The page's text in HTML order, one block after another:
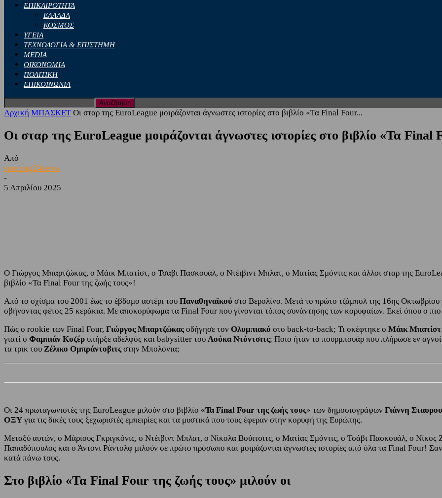
ΕΠΙΚΑΙΡΟΤΗΤΑ
ΕΛΛΑΔΑ
ΚΟΣΜΟΣ
ΥΓΕΙΑ
ΤΕΧΝΟΛΟΓΙΑ & ΕΠΙΣΤΗΜΗ
MEDIA
ΟΙΚΟΝΟΜΙΑ
ΠΟΛΙΤΙΚΗ
ΕΠΙΚΟΙΝΩΝΙΑ
Αρχική ΜΠΑΣΚΕΤ Οι σταρ της EuroLeague μοιράζονται άγνωστες ιστορίες στο βιβλίο «Τα Final Four...
Οι σταρ της EuroLeague μοιράζονται άγνωστες ιστορίες στο βιβλίο «Τα Final
Από
sporting24news
-
5 Απριλίου 2025
O Γιώργος Μπαρτζώκας, ο Μάικ Μπατίστ, ο Τσάβι Πασκουάλ, ο Ντέιβιντ Μπλατ, ο Ματίας Σμόντις και άλλοι σταρ της
βιβλίο «Τα Final Four της ζωής τους»!
Από το σχίσμα του 2001 έως το έβδομο αστέρι του Παναθηναϊκού στο Βερολίνο. Μετά το πρώτο τζάμπολ της 16ης
σβήνοντας φέτος 25 κεράκια. Με αποκορύφωμα τα Final Four που γίνονται τόπος συνάντησης των κορυφαίων. Εκεί όπου ο πιο
Πώς ο rookie των Final Four, Γιώργος Μπαρτζώκας οδήγησε τον Ολυμπιακό στο back-to-back; Τι σκέφτηκε ο Μάικ Μπατίστ
γιατί ο Φαμπιάν Κοζέρ υπήρξε αδελφός και babysitter του Λούκα Ντόντσιτς; Ποιο ήταν το πουρμπουάρ που πλήρωσε εν
τα τρικ του Ζέλικο Ομπράντοβιτς στην Μπολόνια;
Οι 24 πρωταγωνιστές της EuroLeague μιλούν στο βιβλίο «Τα Final Four της ζωής τους» των δημοσιογράφων Γιάννη
ΟΞΥ για τις δικές τους ξεχωριστές εμπειρίες και τα μυστικά που τους έφεραν στην κορυφή της Ευρώπης.
Μεταξύ αυτών, ο Μάριους Γκριγκόνις, ο Ντέιβιντ Μπλατ, ο Νίκολα Βούιτσιτς, ο Ματίας Σμόντις, ο Τσάβι Πασκουάλ, ο
Παπαδόπουλος και ο Άντονι Ράντολφ μιλούν σε πρώτο πρόσωπο και μοιράζονται άγνωστες ιστορίες από όλα τα Final Four!
κατά πάνω τους.
Στο βιβλίο «Τα Final Four της ζωής τους» μιλούν οι